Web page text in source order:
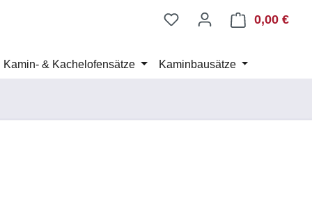
0,00 €
Kamin- & Kachelofensätze Kaminbausätze